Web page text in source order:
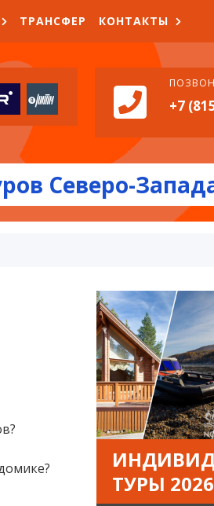
ТРАНСФЕР КОНТАКТЫ
+7
Северо-
ТУРЫ 2026